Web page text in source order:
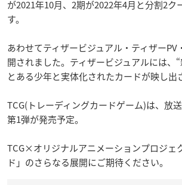
が2021年10月、2期が2022年4月と分割2ク
す。
あわせてティザービジュアル・ティザーPV
開されました。ティザービジュアルには、“
とある少年と実体化されたカードが映し出
TCG(トレーディングカードゲーム)は、放
第1弾が発売予定。
TCG×オリジナルアニメーションプロジェ
ド」のさらなる展開にご期待ください。